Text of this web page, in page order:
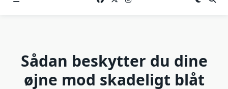
Sådan beskytter du dine
øjne mod skadeligt blåt